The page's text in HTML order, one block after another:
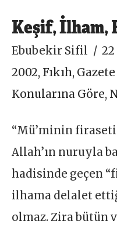
Keşif, İlham,
Ebubekir Sifil
2002,Fıkıh, Gazete
Konularına Göre,
“Mü’minin
Allah’ın nuruyla
hadisinde geçen
ilhama delalet
olmaz. Zira bütün